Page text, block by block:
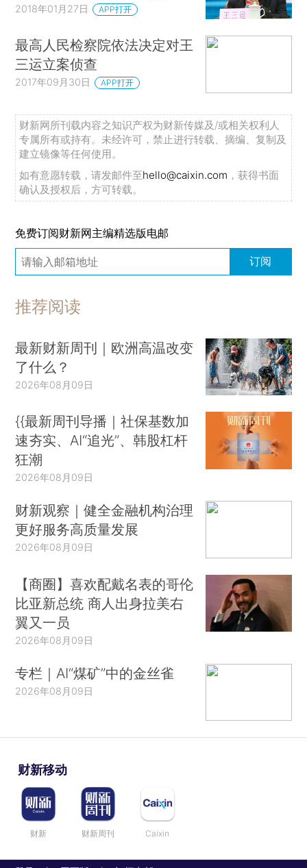
2018年01月27日 APP打开
最高人民检察院依法决定对王
三运立案侦查
2017年09月30日 APP打开
财新网所刊载内容之知识产权为财新传媒及/或相关权利人
专属所有或持有。未经许可，禁止进行转载、摘编、复制及
建立镜像等任何使用。
如有意愿转载，请发邮件至hello@caixin.com ，获得书面
确认及授权后，方可转载。
免费订阅财新网主编精选版电邮
订阅
推荐阅读
最新财新周刊｜欧洲高温改变
了什么？
2026年08月09日
{{最新周刊导播｜社保基数加
速夯实、AI“追光”、韩股杠杆
狂潮
2026年08月09日
财新观察｜健全金融机构治理
更好服务高质量发展
2026年08月09日
【商圈】喜欢配戴名表的哥伦
比亚新总统 商人出身拉美右
翼又一员
2026年08月09日
专栏｜AI“煤矿”中的金丝雀
2026年08月09日
财新移动
财新 财新周刊 Caixin